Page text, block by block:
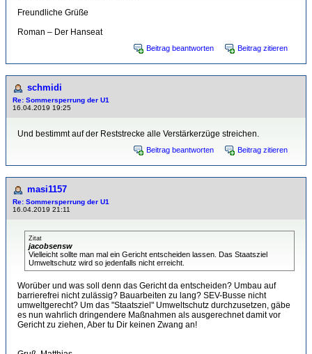
Freundliche Grüße
Roman – Der Hanseat
Beitrag beantworten Beitrag zitieren
schmidi
Re: Sommersperrung der U1
16.04.2019 19:25
Und bestimmt auf der Reststrecke alle Verstärkerzüge streichen.
Beitrag beantworten Beitrag zitieren
masi1157
Re: Sommersperrung der U1
16.04.2019 21:11
Zitat
jacobsensw
Vielleicht sollte man mal ein Gericht entscheiden lassen. Das Staatsziel
Umweltschutz wird so jedenfalls nicht erreicht.
Worüber und was soll denn das Gericht da entscheiden? Umbau auf
barrierefrei nicht zulässig? Bauarbeiten zu lang? SEV-Busse nicht
umweltgerecht? Um das "Staatsziel" Umweltschutz durchzusetzen, gäbe
es nun wahrlich dringendere Maßnahmen als ausgerechnet damit vor
Gericht zu ziehen, Aber tu Dir keinen Zwang an!